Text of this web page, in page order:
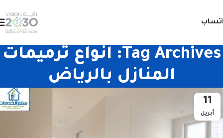
Tag Archives: انواع ترميمات
المنازل بالرياض
11
أبريل